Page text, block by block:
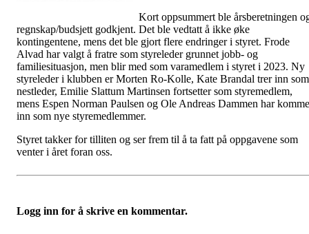
Kort oppsummert ble årsberetningen
regnskap/budsjett godkjent. Det ble vedtatt å ikke øke
kontingentene, mens det ble gjort flere endringer i styret. Frode
Alvad har valgt å fratre som styreleder grunnet jobb- og
familiesituasjon, men blir med som varamedlem i styret i 2023. Ny
styreleder i klubben er Morten Ro-Kolle, Kate Brandal trer inn som
nestleder, Emilie Slattum Martinsen fortsetter som styremedlem,
mens Espen Norman Paulsen og Ole Andreas Dammen har
inn som nye styremedlemmer.
Styret takker for tilliten og ser frem til å ta fatt på oppgavene som
venter i året foran oss.
Logg inn for å skrive en kommentar.